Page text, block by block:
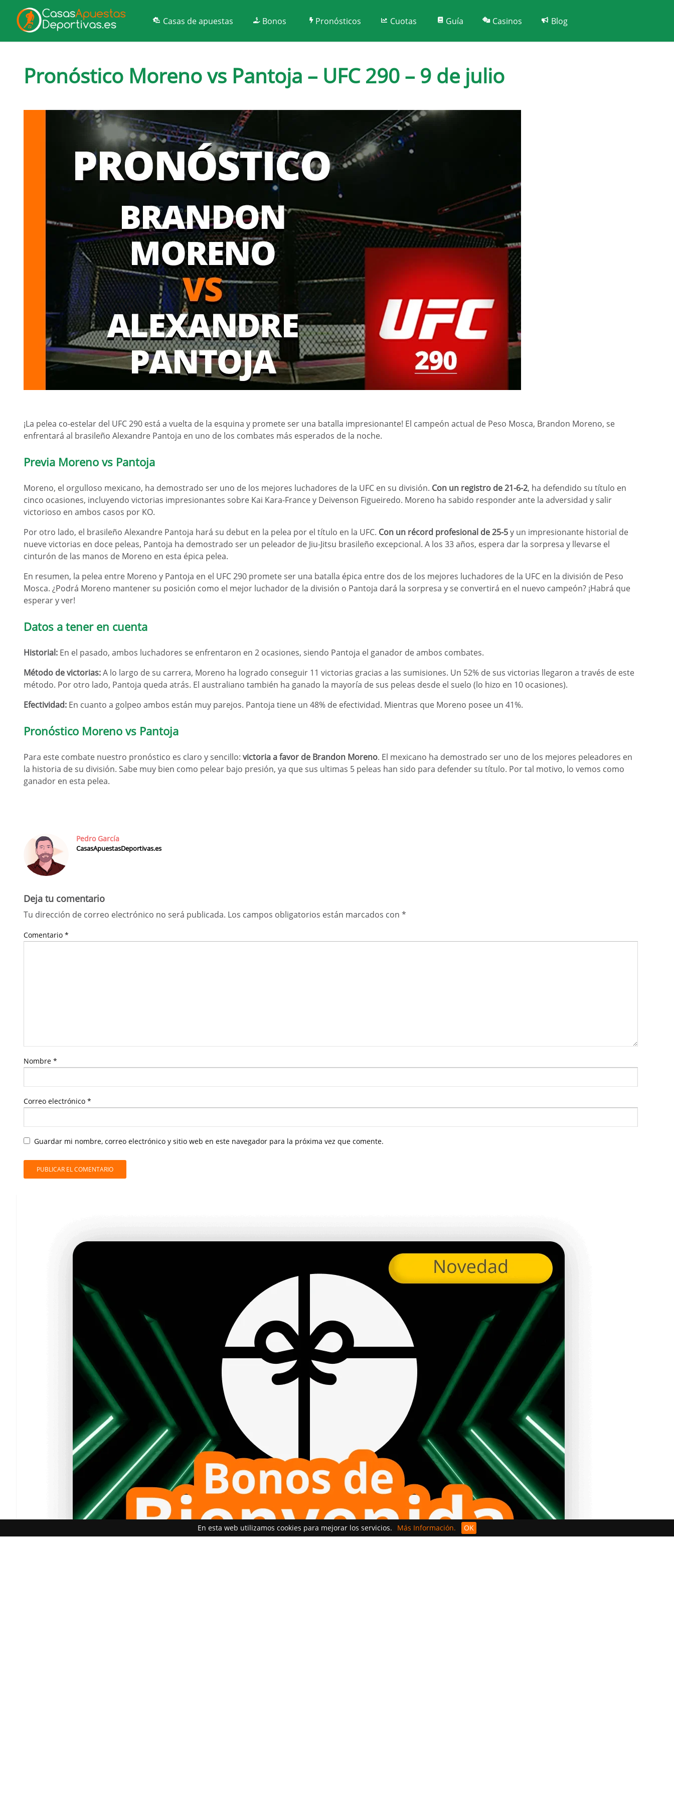
En esta web utilizamos cookies para mejorar los servicios. Más Información. OK
¿Tienes más de 18 años?
Casas de apuestas Bonos Pronósticos Cuotas Guía Casinos Blog
Pronóstico Moreno vs Pantoja – UFC 290 – 9 de julio
¡La pelea co-estelar del UFC 290 está a vuelta de la esquina y promete ser una batalla impresionante! El campeón actual de Peso Mosca, Brandon Moreno, se
enfrentará al brasileño Alexandre Pantoja en uno de los combates más esperados de la noche.
Previa Moreno vs Pantoja
Moreno, el orgulloso mexicano, ha demostrado ser uno de los mejores luchadores de la UFC en su división. Con un registro de 21-6-2, ha defendido su título en
cinco ocasiones, incluyendo victorias impresionantes sobre Kai Kara-France y Deivenson Figueiredo. Moreno ha sabido responder ante la adversidad y salir
victorioso en ambos casos por KO.
Por otro lado, el brasileño Alexandre Pantoja hará su debut en la pelea por el título en la UFC. Con un récord profesional de 25-5y un impresionante historial de
nueve victorias en doce peleas, Pantoja ha demostrado ser un peleador de Jiu-Jitsu brasileño excepcional. A los 33 años, espera dar la sorpresa y llevarse el
cinturón de las manos de Moreno en esta épica pelea.
En resumen, la pelea entre Moreno y Pantoja en el UFC 290 promete ser una batalla épica entre dos de los mejores luchadores de la UFC en la división de Peso
Mosca. ¿Podrá Moreno mantener su posición como el mejor luchador de la división o Pantoja dará la sorpresa y se convertirá en el nuevo campeón? ¡Habrá que
esperar y ver!
Datos a tener en cuenta
Historial: En el pasado, ambos luchadores se enfrentaron en 2 ocasiones, siendo Pantoja el ganador de ambos combates.
Método de victorias:A lo largo de su carrera, Moreno ha logrado conseguir 11 victorias gracias a las sumisiones. Un 52% de sus victorias llegaron a través de este
método. Por otro lado, Pantoja queda atrás. El australiano también ha ganado la mayoría de sus peleas desde el suelo (lo hizo en 10 ocasiones).
Efectividad: En cuanto a golpeo ambos están muy parejos. Pantoja tiene un 48% de efectividad. Mientras que Moreno posee un 41%.
Pronóstico Moreno vs Pantoja
Para este combate nuestro pronóstico es claro y sencillo: victoria a favor de Brandon Moreno. El mexicano ha demostrado ser uno de los mejores peleadores en
la historia de su división. Sabe muy bien como pelear bajo presión, ya que sus ultimas 5 peleas han sido para defender su título. Por tal motivo, lo vemos como
ganador en esta pelea.
Pedro García
CasasApuestasDeportivas.es
Deja tu comentario
Tu dirección de correo electrónico no será publicada. Los campos obligatorios están marcados con *
Comentario *
Nombre *
Correo electrónico *
Guardar mi nombre, correo electrónico y sitio web en este navegador para la próxima vez que comente.